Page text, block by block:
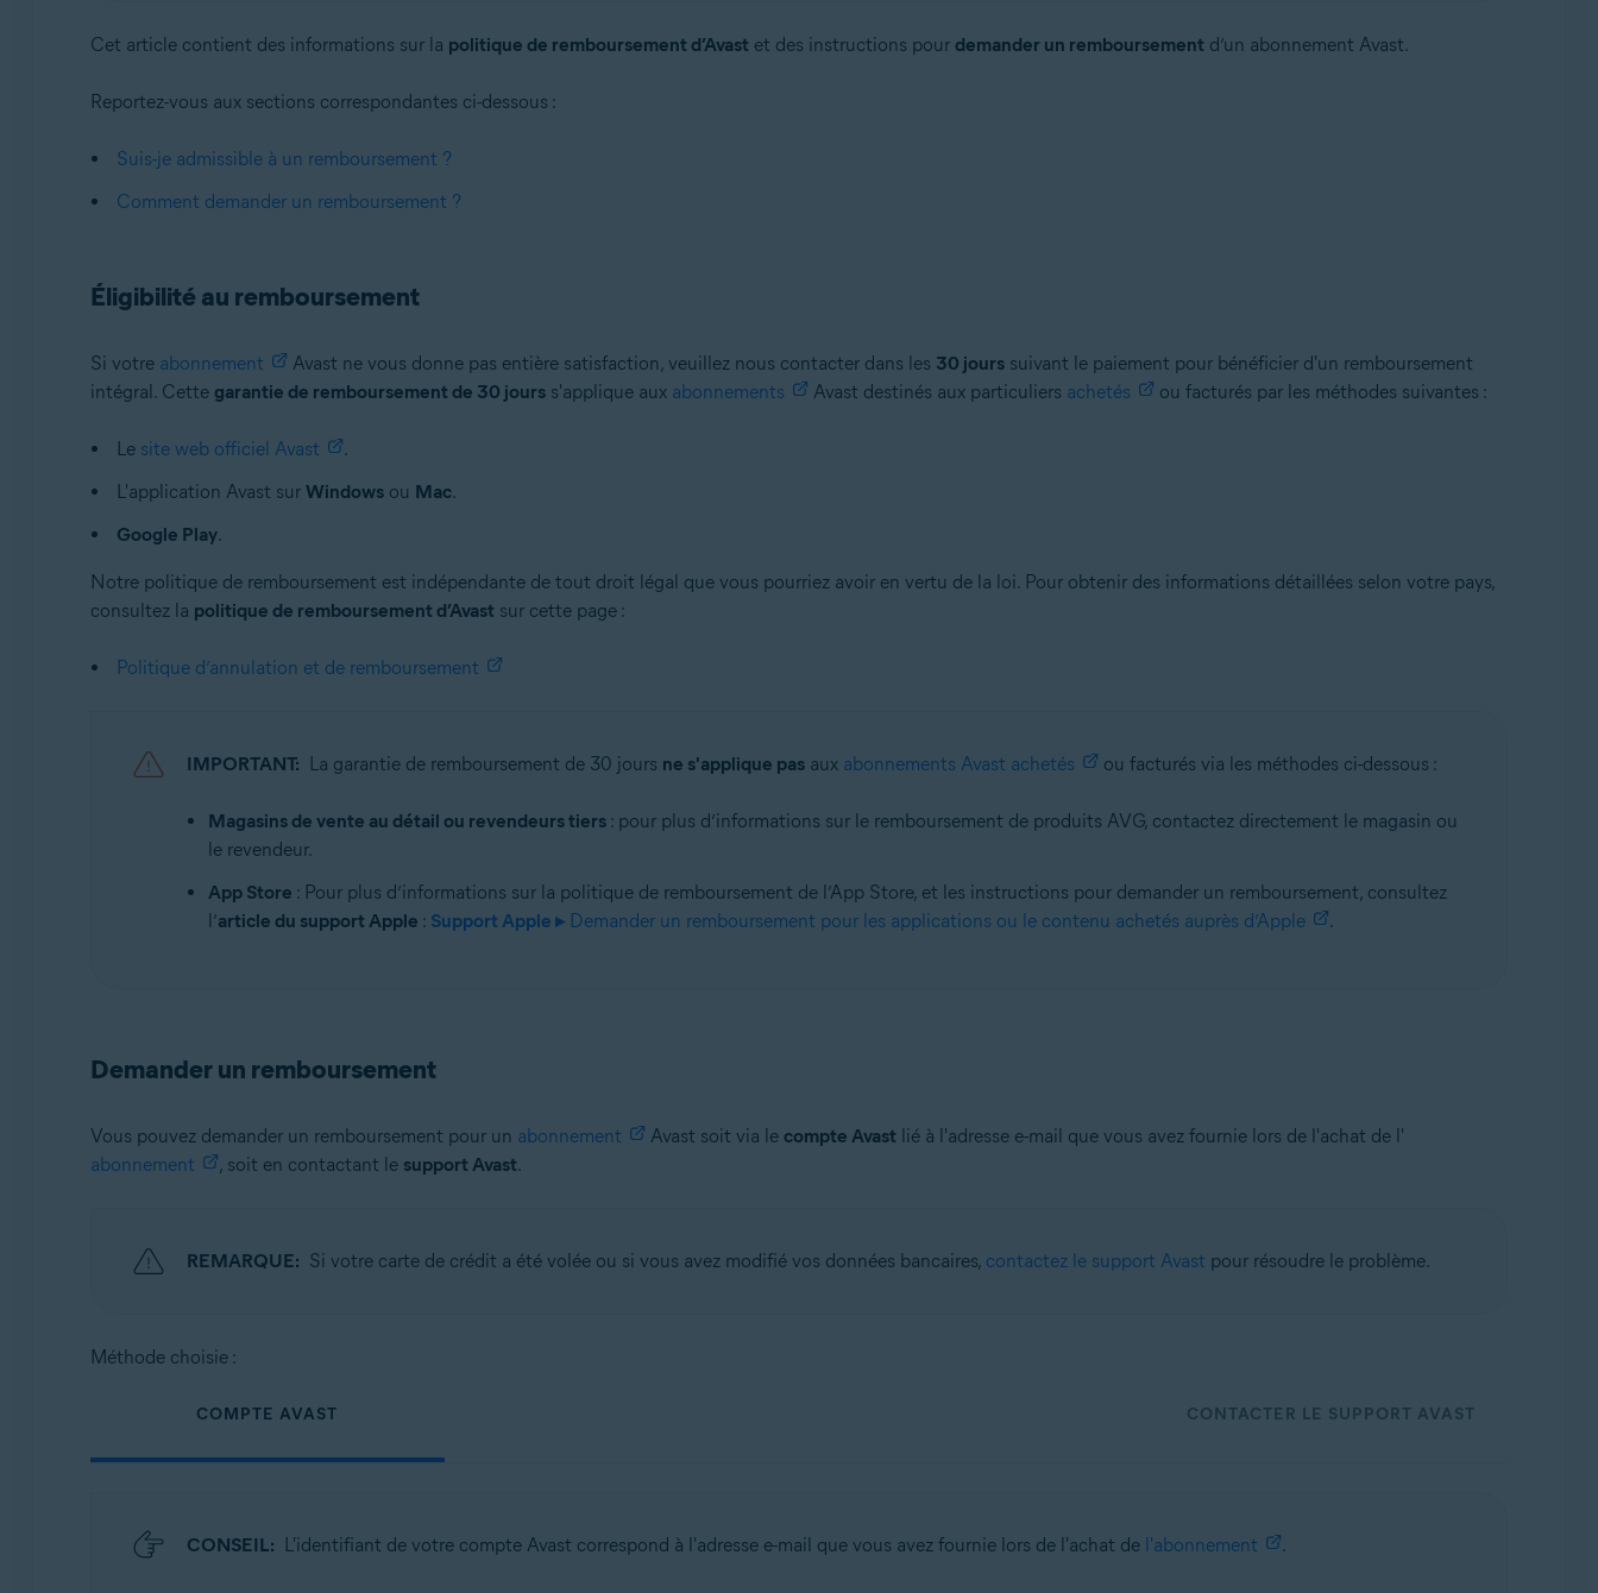
Cet article contient des informations sur la politique de remboursement d’Avast et des instructions pour demander un remboursement d’un abonnement Avast.
Reportez-vous aux sections correspondantes ci-dessous :
Suis-je admissible à un remboursement ?
Comment demander un remboursement ?
Éligibilité au remboursement
Si votre abonnement Avast ne vous donne pas entière satisfaction, veuillez nous contacter dans les 30 jourssuivant le paiement pour bénéficier d'un remboursement
intégral. Cette garantie de remboursement de 30 jourss'applique aux abonnements Avast destinés aux particuliers achetés ou facturés par les méthodes suivantes :
Le site web officiel Avast
.
L'application Avast sur Windowsou Mac.
Google Play.
Notre politique de remboursement est indépendante de tout droit légal que vous pourriez avoir en vertu de la loi. Pour obtenir des informations détaillées selon votre pays,
consultez la politique de remboursement d’Avast sur cette page :
Politique d’annulation et de remboursement
IMPORTANT: La garantie de remboursement de 30 jours ne s'applique pasaux abonnements Avast achetés ou facturés via les méthodes ci-dessous :
Magasins de vente au détail ou revendeurs tiers: pour plus d’informations sur le remboursement de produits AVG, contactez directement le magasin ou
le revendeur.
App Store : Pour plus d’informations sur la politique de remboursement de l’App Store, et les instructions pour demander un remboursement, consultez
l’article du support Apple : Support Apple ▸Demander un remboursement pour les applications ou le contenu achetés auprès d’Apple .
Demander un remboursement
Vous pouvez demander un remboursement pour un abonnement Avast soit via le compte Avast lié à l'adresse e-mail que vous avez fournie lors de l'achat de l'
abonnement
, soit en contactant le support Avast.
REMARQUE: Si votre carte de crédit a été volée ou si vous avez modifié vos données bancaires, contactez le support Avast pour résoudre le problème.
Méthode choisie :
COMPTE AVAST CONTACTER LE SUPPORT AVAST
CONSEIL: L'identifiant de votre compte Avast correspond à l'adresse e-mail que vous avez fournie lors de l'achat de l'abonnement .